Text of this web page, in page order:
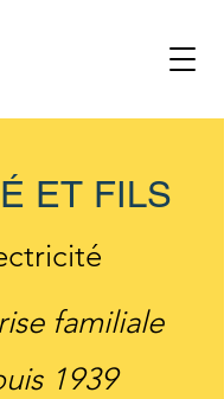
ET FILS
familiale
1939